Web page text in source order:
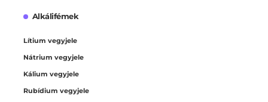
Alkálifémek
Lítium vegyjele
Nátrium vegyjele
Kálium vegyjele
Rubídium vegyjele